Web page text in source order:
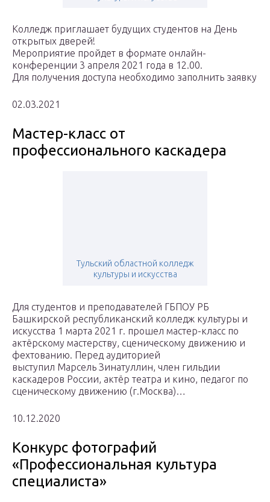
Колледж приглашает будущих студентов на День
открытых дверей!
Мероприятие пройдет в формате онлайн-
конференции 3 апреля 2021 года в 12.00.
Для получения доступа необходимо заполнить заявку
02.03.2021
Мастер-класс от
профессионального каскадера
Тульский областной колледж
культуры и искусства
Для студентов и преподавателей ГБПОУ РБ
Башкирской республиканский колледж культуры и
искусства 1 марта 2021 г. прошел мастер-класс по
актёрскому мастерству, сценическому движению и
фехтованию. Перед аудиторией
выступил Марсель Зинатуллин, член гильдии
каскадеров России, актёр театра и кино, педагог по
сценическому движению (г.Москва)…
10.12.2020
Конкурс фотографий
«Профессиональная культура
специалиста»